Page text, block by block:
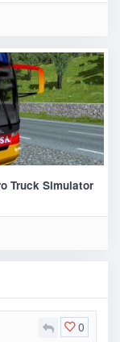
Truck Simulator
0